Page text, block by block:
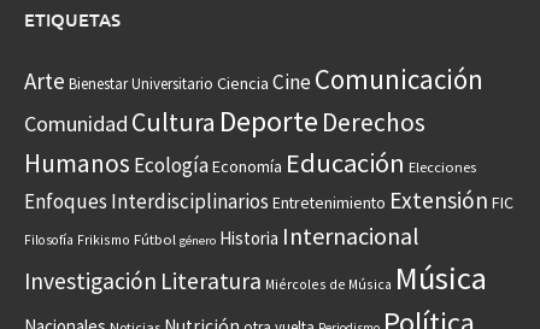
ETIQUETAS
Arte Bienestar Universitario Ciencia CineComunicación
Comunidad Cultura Deporte Derechos
Humanos EcologíaEconomía Educación Elecciones
Enfoques Interdisciplinarios Entretenimiento Extensión FIC
Filosofía Frikismo Fútbol género Historia Internacional
Investigación Literatura Miércoles de Música Música